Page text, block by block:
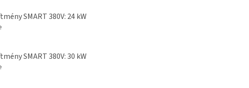
SMART 380V: 24 kW
SMART 380V: 30 kW